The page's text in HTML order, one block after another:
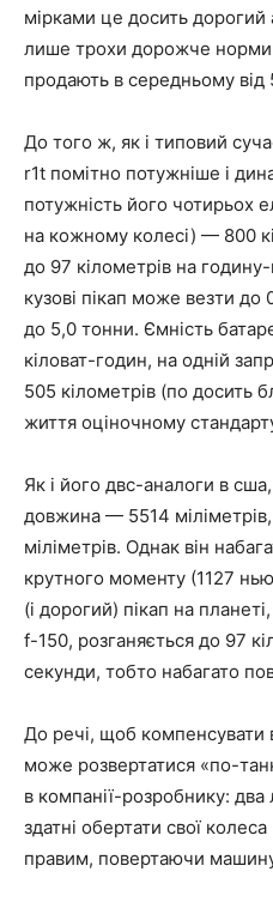
мірками це досить дорогий
лише трохи дорожче норми:
продають в середньому від
До того ж, як і типовий
r1t помітно потужніше і
потужність його чотирьох
на кожному колесі) — 800
до 97 кілометрів на
кузові пікап може везти
до 5,0 тонни. Ємність
кіловат-годин, на одній
505 кілометрів (по досить
життя оціночному
Як і його двс-аналоги в
довжина — 5514
міліметрів. Однак він
крутного моменту (1127
(і дорогий) пікап на
f-150, розганяється до 97
секунди, тобто набагато
До речі, щоб компенсувати
може розвертатися «по-
в компанії-розробнику:
здатні обертати свої
правим, повертаючи